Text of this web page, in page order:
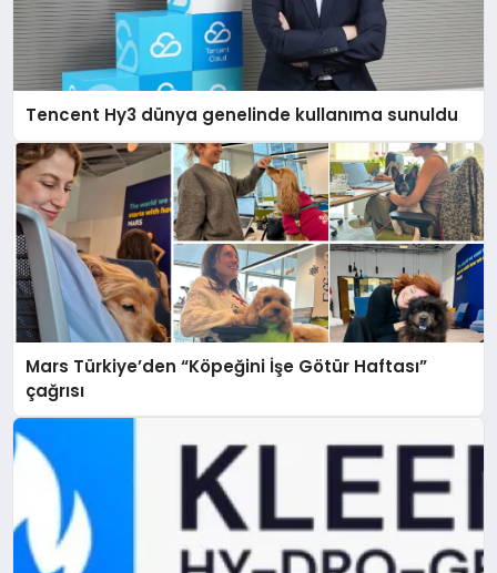
Tencent Hy3 dünya genelinde kullanıma sunuldu
Mars Türkiye’den “Köpeğini İşe Götür Haftası”
çağrısı